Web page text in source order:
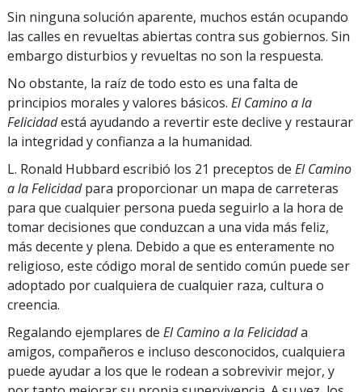
Sin ninguna solución aparente, muchos están ocupando
las calles en revueltas abiertas contra sus gobiernos. Sin
embargo disturbios y revueltas no son la respuesta.
No obstante, la raíz de todo esto es una falta de
principios morales y valores básicos. El Camino a la
Felicidadestá ayudando a revertir este declive y restaurar
la integridad y confianza a la humanidad.
L. Ronald Hubbard escribió los 21 preceptos de El Camino
a la Felicidadpara proporcionar un mapa de carreteras
para que cualquier persona pueda seguirlo a la hora de
tomar decisiones que conduzcan a una vida más feliz,
más decente y plena. Debido a que es enteramente no
religioso, este código moral de sentido común puede ser
adoptado por cualquiera de cualquier raza, cultura o
creencia.
Regalando ejemplares de El Camino a la Felicidada
amigos, compañeros e incluso desconocidos, cualquiera
puede ayudar a los que le rodean a sobrevivir mejor, y